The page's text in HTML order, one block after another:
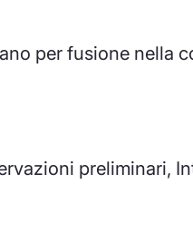
per fusione nella
preliminari,